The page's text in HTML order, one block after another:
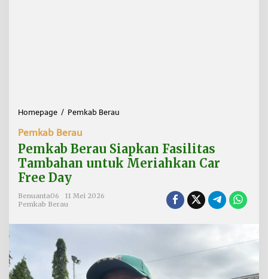
Homepage / Pemkab Berau
k
a
b
p
k
Pemkab Berau
Pemkab Berau Siapkan Fasilitas
Tambahan untuk Meriahkan Car
Free Day
Benuanta06
11 Mei 2026
Pemkab Berau